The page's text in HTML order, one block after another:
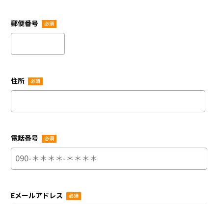
郵便番号 必須
住所 必須
電話番号 必須
Eメールアドレス 必須